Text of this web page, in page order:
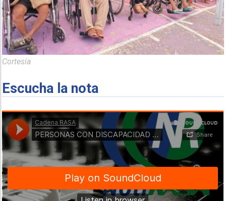
Cortesía
Escucha la nota